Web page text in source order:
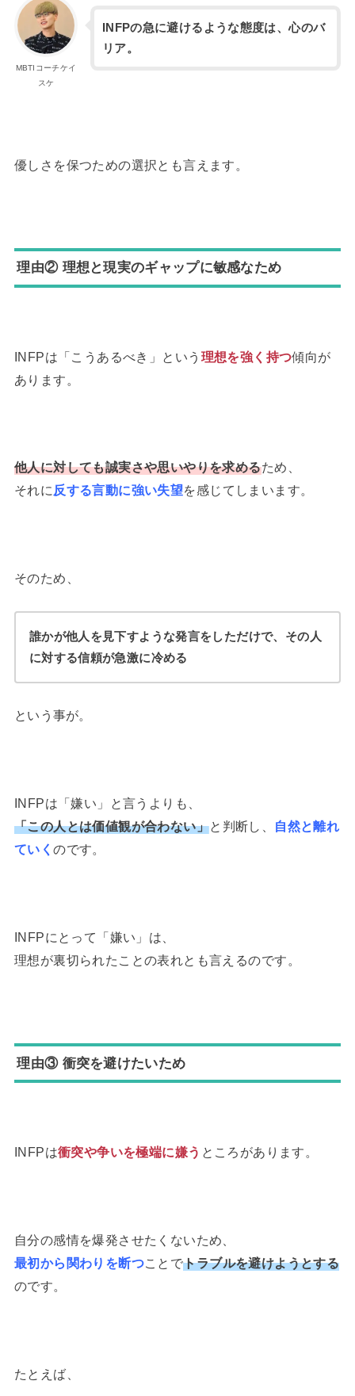
MBTIコーチケイ
スケ
INFPの急に避けるような態度は、心のバ
リア。
優しさを保つための選択とも言えます。
理由② 理想と現実のギャップに敏感なため
INFPは「こうあるべき」という 理想を強く持つ傾向が
あります。
他人に対しても誠実さや思いやりを求めるため、
それに 反する言動に強い失望を感じてしまいます。
そのため、
誰かが他人を見下すような発言をしただけで、その人
に対する信頼が急激に冷める
という事が。
INFPは「嫌い」と言うよりも、
「この人とは価値観が合わない」と判断し、
自然と離れ
ていくのです。
INFPにとって「嫌い」は、
理想が裏切られたことの表れとも言えるのです。
理由③ 衝突を避けたいため
INFPは衝突や争いを極端に嫌う ところがあります。
自分の感情を爆発させたくないため、
最初から関わりを断つことでトラブルを避けようとする
のです。
たとえば、